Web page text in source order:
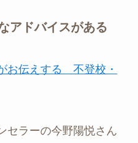
アドバイスがある
お伝えする 不登校・
セラーの今野陽悦さん